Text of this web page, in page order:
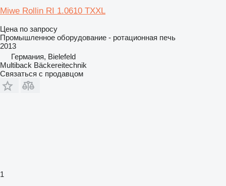
Miwe Rollin RI 1.0610 TXXL
Цена по запросу
Промышленное оборудование - ротационная печь
2013
Германия, Bielefeld
Multiback Bäckereitechnik
Связаться с продавцом
1